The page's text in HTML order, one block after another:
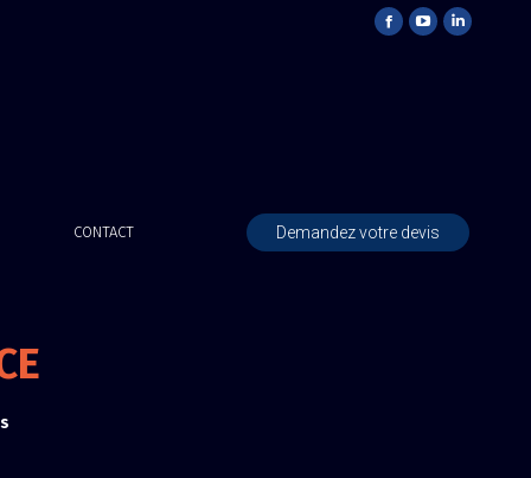
CONTACT Demandez votre devis